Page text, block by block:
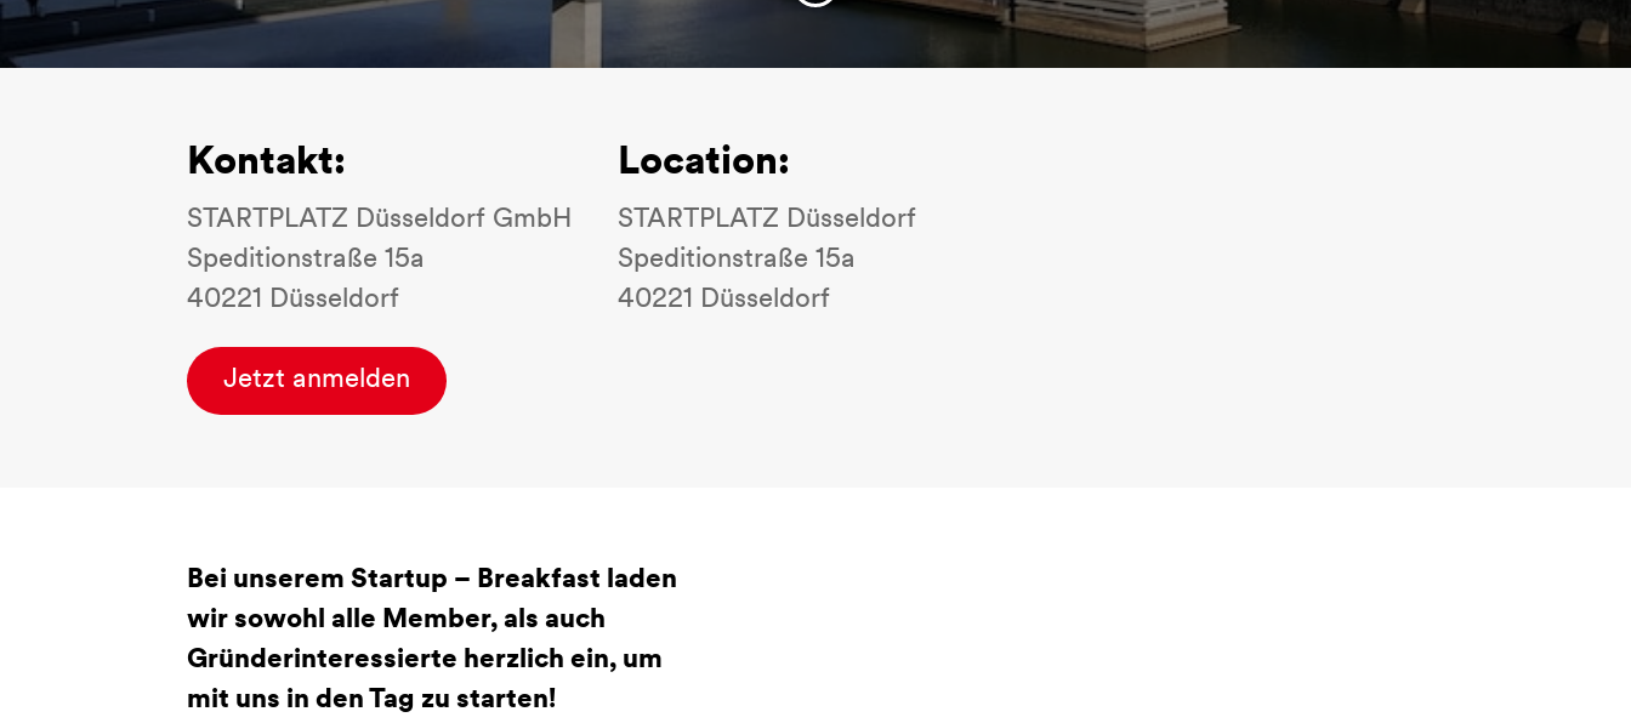
Kontakt:
STARTPLATZ Düsseldorf GmbH
Speditionstraße 15a
40221 Düsseldorf
Location:
STARTPLATZ Düsseldorf
Speditionstraße 15a
40221 Düsseldorf
Jetzt anmelden
Bei unserem Startup – Breakfast laden
wir sowohl alle Member, als auch
Gründerinteressierte herzlich ein, um
mit uns in den Tag zu starten!